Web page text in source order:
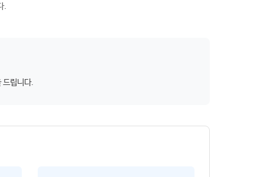
.
드립니다.